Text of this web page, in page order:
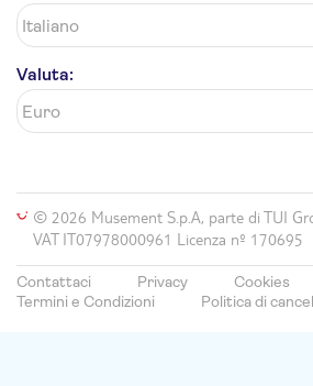
Valuta:
© 2026 Musement S.p.A, parte di TUI
VAT IT07978000961 Licenza nº 170695
Contattaci Privacy
Cookies
Termini e Condizioni
Politica di